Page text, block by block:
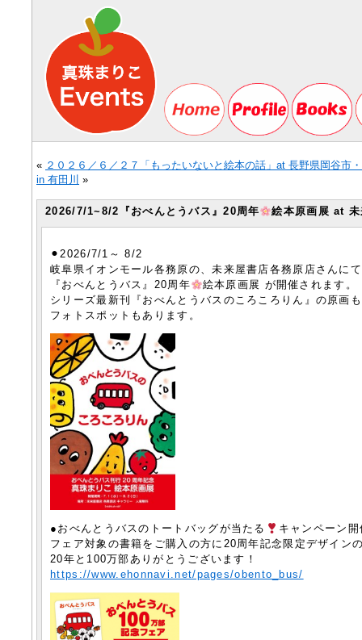
« ２０２６／６／２７「もったいないと絵本の話」at 長野県岡谷市
in 有田川 »
2026/7/1~8/2『おべんとうバス』20周年 絵本原画展 at
⚫︎2026/7/1～ 8/2
岐阜県イオンモール各務原の、未来屋書店各務原店さんにて
『おべんとうバス』20周年
絵本原画展 が開催されます。
シリーズ最新刊『おべんとうバスのころころりん』の原画
フォトスポットもあります。
●おべんとうバスのトートバッグが当たる
キャンペーン
フェア対象の書籍をご購入の方に20周年記念限定デザイン
20年と100万部ありがとうございます！
https://www.ehonnavi.net/pages/obento_bus/